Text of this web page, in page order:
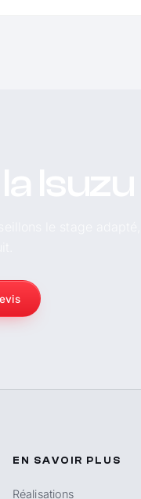
EN SAVOIR PLUS
Réalisations